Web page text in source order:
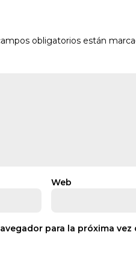
obligatorios están
Web
para la próxima vez